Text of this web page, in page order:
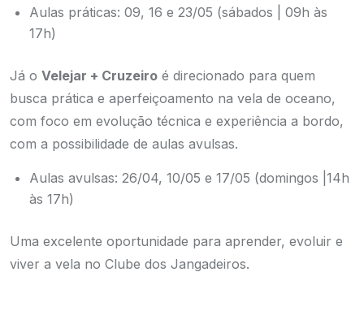
Aulas práticas: 09, 16 e 23/05 (sábados | 09h às
17h)
Já o Velejar + Cruzeiro é direcionado para quem
busca prática e aperfeiçoamento na vela de oceano,
com foco em evolução técnica e experiência a bordo,
com a possibilidade de aulas avulsas.
Aulas avulsas: 26/04, 10/05 e 17/05 (domingos |14h
às 17h)
Uma excelente oportunidade para aprender, evoluir e
viver a vela no Clube dos Jangadeiros.